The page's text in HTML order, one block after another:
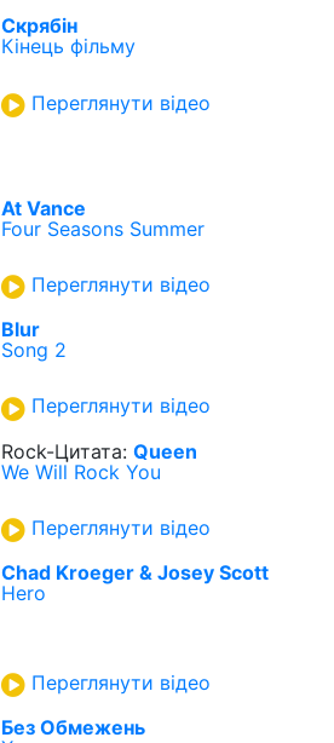
Скрябін
Кінець фільму
Переглянути відео
At Vance
Four Seasons Summer
Переглянути відео
Blur
Song 2
Переглянути відео
Rock-Цитата: Queen
We Will Rock You
Переглянути відео
Chad Kroeger & Josey Scott
Hero
Переглянути відео
Без Обмежень